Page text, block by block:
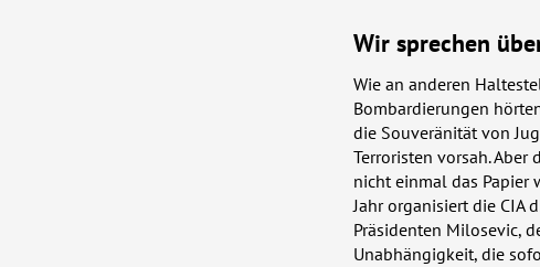
Wir sprechen
Wie an anderen
Bombardierungen
die Souveränität von
Terroristen vorsah.
nicht einmal das Papier
Jahr organisiert die CIA
Präsidenten Milosevic,
Unabhängigkeit, die